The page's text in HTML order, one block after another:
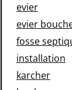
evier
evier
fosse
installation
karcher